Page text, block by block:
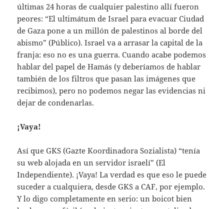
últimas 24 horas de cualquier palestino allí fueron
peores: “El ultimátum de Israel para evacuar Ciudad
de Gaza pone a un millón de palestinos al borde del
abismo” (Público). Israel va a arrasar la capital de la
franja: eso no es una guerra. Cuando acabe podemos
hablar del papel de Hamás (y deberíamos de hablar
también de los filtros que pasan las imágenes que
recibimos), pero no podemos negar las evidencias ni
dejar de condenarlas.
¡Vaya!
Así que GKS (Gazte Koordinadora Sozialista) “tenía
su web alojada en un servidor israelí” (El
Independiente). ¡Vaya! La verdad es que eso le puede
suceder a cualquiera, desde GKS a CAF, por ejemplo.
Y lo digo completamente en serio: un boicot bien